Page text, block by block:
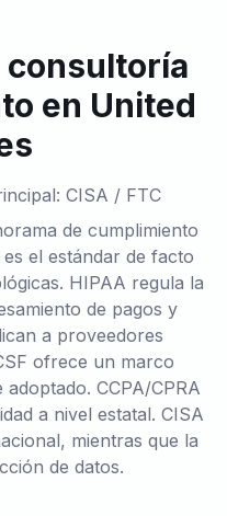
consultoría
en United
CISA / FTC
de cumplimiento
el estándar de facto
HIPAA regula la
de pagos y
a proveedores
ofrece un marco
CCPA/CPRA
a nivel estatal. CISA
mientras que la
de datos.